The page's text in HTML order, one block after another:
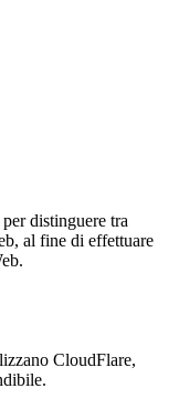
distinguere tra
al fine di effettuare
CloudFlare,